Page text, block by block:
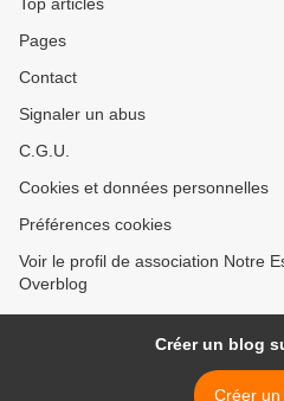
Pages
Contact
Signaler un abus
C.G.U.
Cookies et données personnelles
Préférences cookies
Voir le profil de association Notre
Overblog
Créer un blog
Créer un